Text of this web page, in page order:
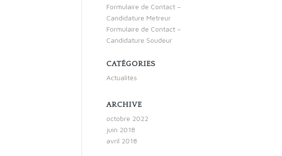
Formulaire de Contact –
Candidature Metreur
Formulaire de Contact –
Candidature Soudeur
CATÉGORIES
Actualités
ARCHIVE
octobre 2022
juin 2018
avril 2018